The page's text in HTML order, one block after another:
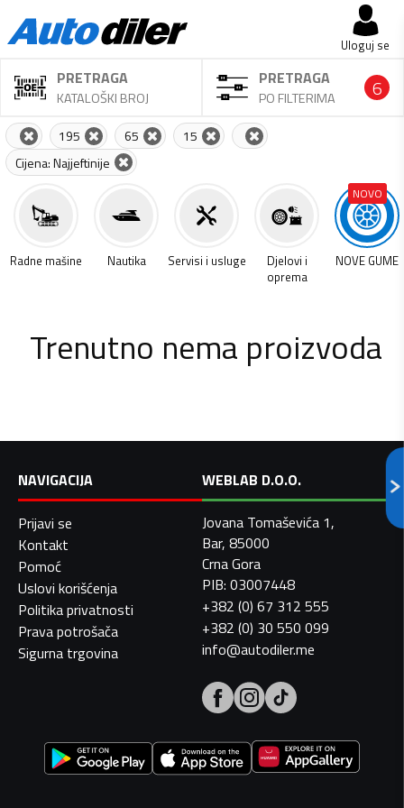
Uloguj se
PRETRAGA
KATALOŠKI BROJ
PRETRAGA
PO FILTERIMA 6
195 65
15
Cijena: Najjeftinije
Radne mašine Nautika Servisi i usluge
Djelovi i
oprema
NOVO
NOVE GUME
Trenutno nema proizvoda
NAVIGACIJA
Prijavi se
Kontakt
Pomoć
Uslovi korišćenja
Politika privatnosti
Prava potrošača
Sigurna trgovina
WEBLAB D.O.O.
Jovana Tomaševića 1,
Bar, 85000
Crna Gora
PIB: 03007448
+382 (0) 67 312 555
+382 (0) 30 550 099
info@autodiler.me